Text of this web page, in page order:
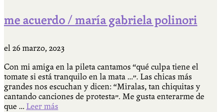
me acuerdo / maría gabriela polinori
el 26 marzo, 2023
Con mi amiga en la pileta cantamos “qué culpa tiene el
tomate si está tranquilo en la mata …”. Las chicas más
grandes nos escuchan y dicen: “Miralas, tan chiquitas y
cantando canciones de protesta”. Me gusta enterarme de
que … Leer más